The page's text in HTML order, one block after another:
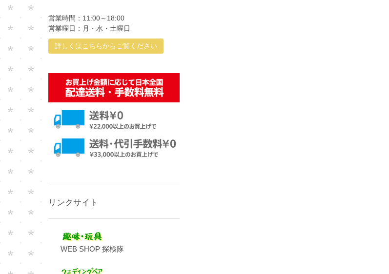
営業時間：11:00～18:00
営業曜日：月・水・土曜日
詳しくはこちらからご覧ください
リンクサイト
WEB SHOP 探検隊